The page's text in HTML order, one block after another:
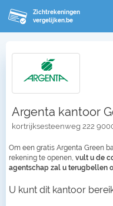
Zichtrekeningen
vergelijken.be
Argenta kantoor
kortrijksesteenweg 222
Om een gratis Argenta Green
rekening te openen, vult u de
agentschap zal u terugbellen
U kunt dit kantoor